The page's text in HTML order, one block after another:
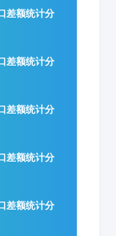
差额统计分
差额统计分
差额统计分
差额统计分
差额统计分